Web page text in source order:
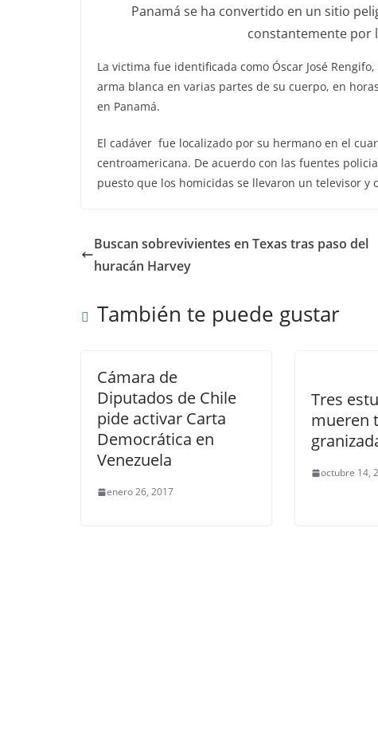
Panamá se ha convertido en un sitio
constantemente por
La victima fue identificada como Óscar José
arma blanca en varias partes de su cuerpo, en
en Panamá.
El cadáver fue localizado por su hermano en el
centroamericana. De acuerdo con las fuentes
puesto que los homicidas se llevaron un televisor y
Buscan sobrevivientes en Texas tras paso del
huracán Harvey
También te puede gustar
Cámara de
Diputados de Chile
pide activar Carta
Democrática en
Venezuela
enero 26, 2017
Tres
mueren
octubre 14,